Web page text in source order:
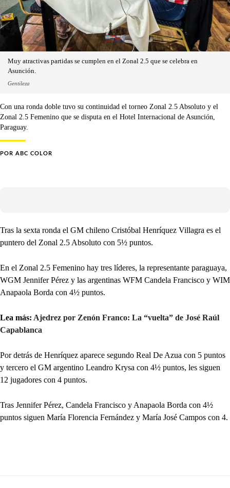
Muy atractivas partidas se cumplen en el Zonal 2.5 que se celebra en
Asunción.
Gentileza
Con una ronda doble tuvo su continuidad el torneo Zonal 2.5 Absoluto y el
Zonal 2.5 Femenino que se disputa en el Hotel Internacional de Asunción,
Paraguay.
POR ABC COLOR
Tras la sexta ronda el GM chileno Cristóbal Henríquez Villagra es el
puntero del Zonal 2.5 Absoluto con 5½ puntos.
En el Zonal 2.5 Femenino hay tres líderes, la representante paraguaya,
WGM Jennifer Pérez y las argentinas WFM Candela Francisco y WIM
Anapaola Borda con 4½ puntos.
Lea más: Ajedrez por Zenón Franco: La “vuelta” de José Raúl
Capablanca
Por detrás de Henríquez aparece segundo Real De Azua con 5 puntos
y tercero el GM argentino Leandro Krysa con 4½ puntos, les siguen
12 jugadores con 4 puntos.
Tras Jennifer Pérez, Candela Francisco y Anapaola Borda con 4½
puntos siguen María Florencia Fernández y María José Campos con 4.